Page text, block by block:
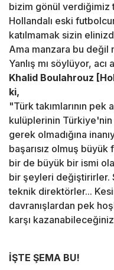
bizim gönül verdiğimiz
Hollandalı eski
katılmamak sizin
Ama manzara bu değil
Yanlış mı söylüyor,
Khalid Boulahrouz
ki,
"Türk takımlarının pek
kulüplerinin
gerek olmadığına
başarısız olmuş
bir de büyük bir ismi
bir şeyleri değiştirirler.
teknik direktörler...
davranışlardan pek
karşı
İŞTE ŞEMA BU!